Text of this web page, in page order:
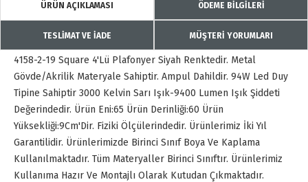
ÜRÜN AÇIKLAMASI ÖDEME BİLGİLERİ
TESLİMAT VE İADE MÜŞTERİ YORUMLARI
4158-2-19 Square 4'Lü Plafonyer Siyah Renktedir. Metal
Gövde/Akrilik Materyale Sahiptir. Ampul Dahildir. 94W Led Duy
Tipine Sahiptir 3000 Kelvin Sarı Işık-9400 Lumen Işık Şiddeti
Değerindedir. Ürün Eni:65 Ürün Derinliği:60 Ürün
Yüksekliği:9Cm'Dir. Fiziki Ölçülerindedir. Ürünlerimiz İki Yıl
Garantilidir. Ürünlerimizde Birinci Sınıf Boya Ve Kaplama
Kullanılmaktadır. Tüm Materyaller Birinci Sınıftır. Ürünlerimiz
Kullanıma Hazır Ve Montajlı Olarak Kutudan Çıkmaktadır.